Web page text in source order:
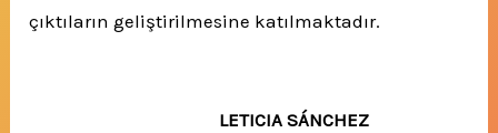
çıktıların geliştirilmesine katılmaktadır.
LETICIA SÁNCHEZ